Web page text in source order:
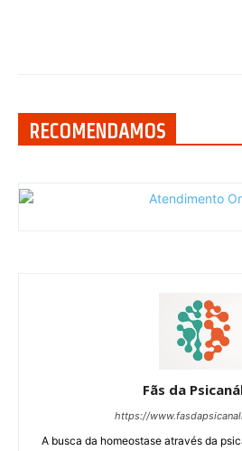
RECOMENDAMOS
Fãs da
https://
A busca da homeostase através da